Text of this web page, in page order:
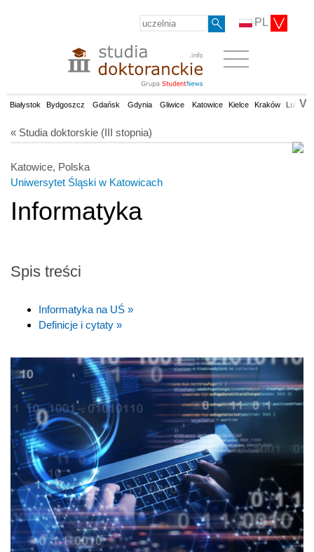
PL
Białystok Bydgoszcz Gdańsk Gdynia Gliwice Katowice Kielce Kraków Lublin
V
« Studia doktorskie (III stopnia)
Katowice, Polska
Uniwersytet Śląski w Katowicach
Informatyka
Spis treści
Informatyka na UŚ »
Definicje i cytaty »